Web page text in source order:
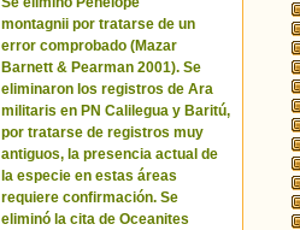
montagnii por tratarse de un
error comprobado (Mazar
Barnett & Pearman 2001). Se
eliminaron los registros de Ara
militaris en PN Calilegua y Baritú,
por tratarse de registros muy
antiguos, la presencia actual de
la especie en estas áreas
requiere confirmación. Se
eliminó la cita de Oceanites